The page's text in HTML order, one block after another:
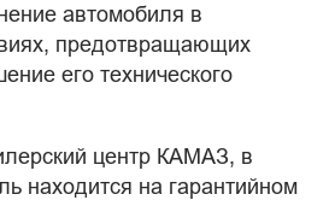
автомобиля в
предотвращающих
его технического
центр КАМАЗ, в
находится на гарантийном